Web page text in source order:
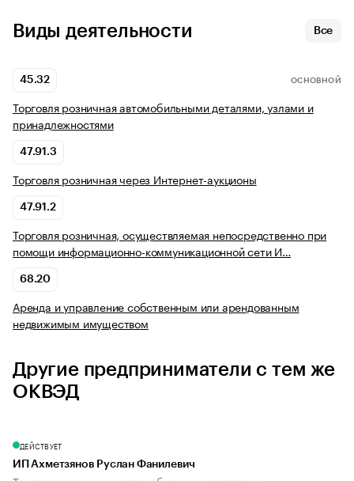
Виды деятельности Все
45.32 ОСНОВНОЙ
Торговля розничная автомобильными деталями, узлами и
принадлежностями
47.91.3
Торговля розничная через Интернет-аукционы
47.91.2
Торговля розничная, осуществляемая непосредственно при
помощи информационно-коммуникационной сети И…
68.20
Аренда и управление собственным или арендованным
недвижимым имуществом
Другие предприниматели с тем же
ОКВЭД
ДЕЙСТВУЕТ
ИП Ахметзянов Руслан Фанилевич